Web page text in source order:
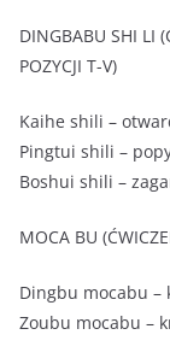
DINGBABU SHI LI
POZYCJI T-V)
Kaihe shili –
Pingtui shili –
Boshui shili –
MOCA BU
Dingbu mocabu –
Zoubu mocabu –